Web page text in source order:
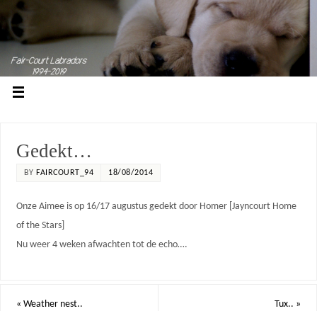
Gedekt…
BY FAIRCOURT_94 18/08/2014
Onze Aimee is op 16/17 augustus gedekt door Homer [Jayncourt Home
of the Stars]
Nu weer 4 weken afwachten tot de echo….
« Weather nest.. Tux.. »